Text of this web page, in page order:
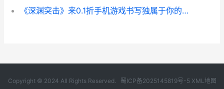
《深渊突击》来0.1折手机游戏书写独属于你的忍者传奇 深渊战争
Copyright © 2024 All Rights Reserved. 蜀ICP备2025145819号-5 XML地图